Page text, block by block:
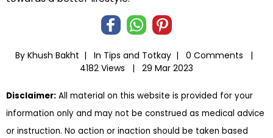
By Khush Bakht | In Tips and Totkay |
0 Comments |
4182 Views |
29 Mar 2023
Disclaimer: All material on this website is provided for your
information only and may not be construed as medical advice
or instruction. No action or inaction should be taken based